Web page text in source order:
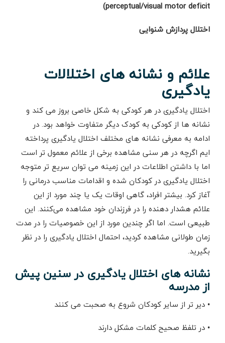
perceptual/visual motor deficit
)
اختلال پردازش شنوایی
علائم و نشانه های اختلالات
یادگیری
اختلال یادگیری در هر کودکی به شکل خاصی بروز می کند و
نشانه ها از کودکی به کودک دیگر متفاوت خواهد بود. در
ادامه به معرفی نشانه های مختلف اختلال یادگیری پرداخته
ایم اگرچه در هر سنی مشاهده برخی از علائم معمول تر است
اما با داشتن اطلاعات در این زمینه می توان سریع تر متوجه
اختلال یادگیری در کودکان شده و اقدامات مناسب درمانی را
آغاز کرد. بیشتر افراد، گاهی اوقات یک یا چند مورد از این
علائم هشدار دهنده را در فرزندان خود مشاهده می‌کنند. این
طبیعی است. اما اگر چندین مورد از این خصوصیات را در مدت
زمان طولانی مشاهده کردید، احتمال اختلال یادگیری را در نظر
بگیرید.
نشانه های اختلال یادگیری در سنین پیش
از مدرسه
• دیر تر از سایر کودکان شروع به صحبت می کنند
• در تلفظ صحیح کلمات مشکل دارند